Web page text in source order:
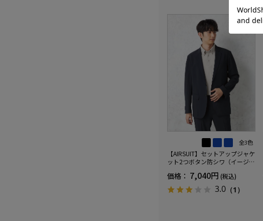
全3色
【AIRSUIT】セットアップジャケ
ット2つボタン防シワ（イージー
UVカット春夏
価格： 7,040円 (税込)
3.0 （1）